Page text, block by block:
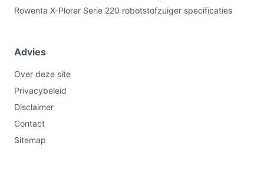
Rowenta X‑Plorer Serie 220 robotstofzuiger specificaties
Advies
Over deze site
Privacybeleid
Disclaimer
Contact
Sitemap